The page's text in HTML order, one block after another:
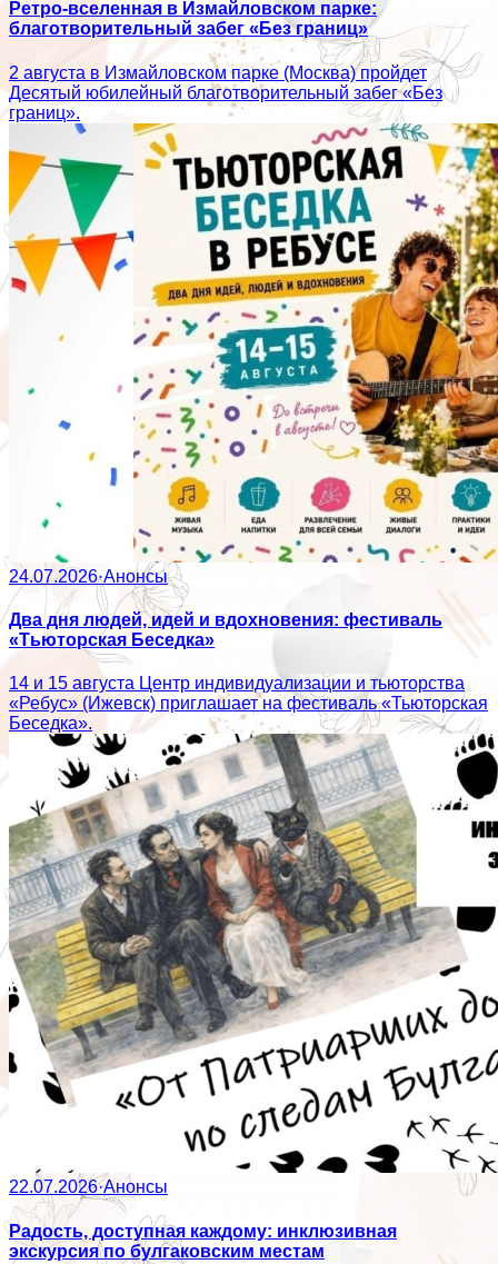
Ретро-вселенная в Измайловском парке:
благотворительный забег «Без границ»
2 августа в Измайловском парке (Москва) пройдет
Десятый юбилейный благотворительный забег «Без
границ».
24.07.2026·Анонсы
Два дня людей, идей и вдохновения: фестиваль
«Тьюторская Беседка»
14 и 15 августа Центр индивидуализации и тьюторства
«Ребус» (Ижевск) приглашает на фестиваль «Тьюторская
Беседка».
22.07.2026·Анонсы
Радость, доступная каждому: инклюзивная
экскурсия по булгаковским местам